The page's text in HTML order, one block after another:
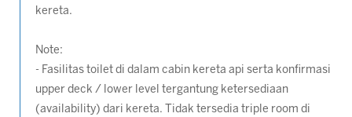
kereta.
Note:
- Fasilitas toilet di dalam cabin kereta api serta konfirmasi
upper deck / lower level tergantung ketersediaan
(availability) dari kereta. Tidak tersedia triple room di